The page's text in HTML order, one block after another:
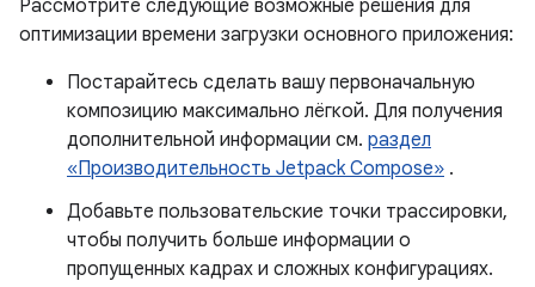
Рассмотрите следующие возможные решения для
оптимизации времени загрузки основного приложения:
Постарайтесь сделать вашу первоначальную
композицию максимально лёгкой. Для получения
дополнительной информации см. раздел
«Производительность Jetpack Compose» .
Добавьте пользовательские точки трассировки,
чтобы получить больше информации о
пропущенных кадрах и сложных конфигурациях.